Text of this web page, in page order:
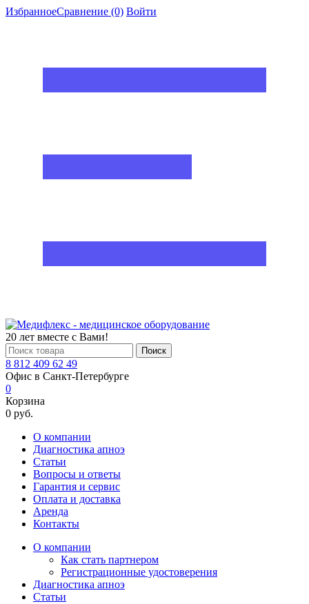
ИзбранноеСравнение (0) Войти
20 лет вместе с Вами!
Поиск
8 812 409 62 49
Офис в Санкт-Петербурге
0
Корзина
0 руб.
О компании
Диагностика апноэ
Статьи
Вопросы и ответы
Гарантия и сервис
Оплата и доставка
Аренда
Контакты
О компании
Как стать партнером
Регистрационные удостоверения
Диагностика апноэ
Статьи